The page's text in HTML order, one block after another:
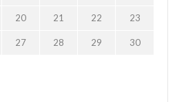
20 21 22 23
27 28 29 30